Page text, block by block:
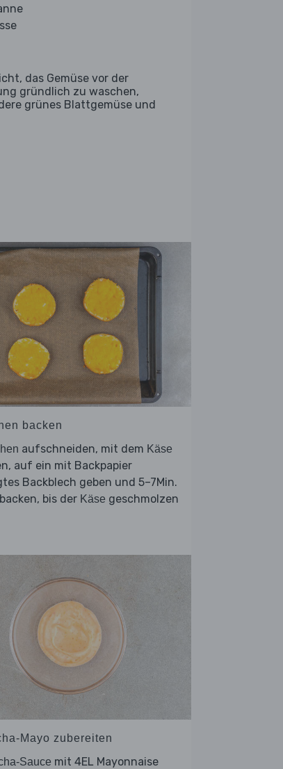
das Gemüse vor der
gründlich zu waschen,
grünes Blattgemüse und
backen
aufschneiden, mit dem Käse
auf ein mit Backpapier
Backblech geben und 5–7Min.
bis der Käse geschmolzen
Mayo zubereiten
Sauce mit 4EL Mayonnaise